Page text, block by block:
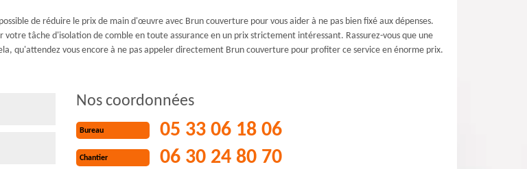
de réduire le prix de main d'œuvre avec Brun couverture pour vous aider à ne pas bien fixé aux dépenses.
tâche d'isolation de comble en toute assurance en un prix strictement intéressant. Rassurez-vous que une
qu'attendez vous encore à ne pas appeler directement Brun couverture pour profiter ce service en énorme prix.
Nos coordonnées
Bureau 05 33 06 18 06
Chantier 06 30 24 80 70